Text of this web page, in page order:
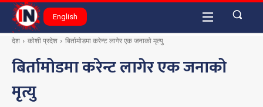
English
देश कोशी प्रदेश बिर्तामोडमा करेन्ट लागेर एक जनाको मृत्यु
बिर्तामोडमा करेन्ट लागेर एक जनाको
मृत्यु